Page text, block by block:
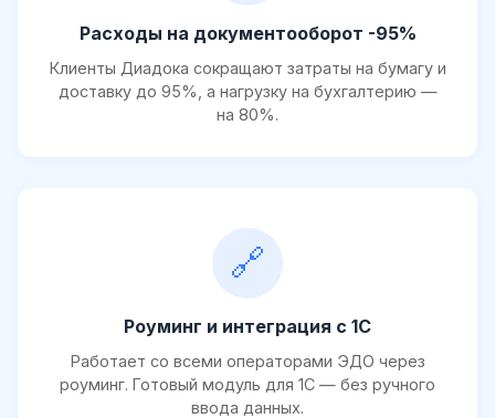
Расходы на документооборот -95%
Клиенты Диадока сокращают затраты на бумагу и
доставку до 95%, а нагрузку на бухгалтерию —
на 80%.
🔗
Роуминг и интеграция с 1С
Работает со всеми операторами ЭДО через
роуминг. Готовый модуль для 1С — без ручного
ввода данных.